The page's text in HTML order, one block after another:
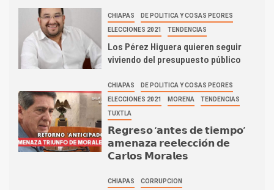
CHIAPAS DE POLITICA Y COSAS PEORES
ELECCIONES 2021 TENDENCIAS
Los Pérez Higuera quieren seguir
viviendo del presupuesto público
CHIAPAS DE POLITICA Y COSAS PEORES
ELECCIONES 2021 MORENA TENDENCIAS
TUXTLA
𝗥𝗲𝗴𝗿𝗲𝘀𝗼 ‘𝗮𝗻𝘁𝗲𝘀 𝗱𝗲 𝘁𝗶𝗲𝗺𝗽𝗼’
𝗮𝗺𝗲𝗻𝗮𝘇𝗮 𝗿𝗲𝗲𝗹𝗲𝗰𝗰𝗶𝗼́𝗻 𝗱𝗲
𝗖𝗮𝗿𝗹𝗼𝘀 𝗠𝗼𝗿𝗮𝗹𝗲𝘀
CHIAPAS CORRUPCION